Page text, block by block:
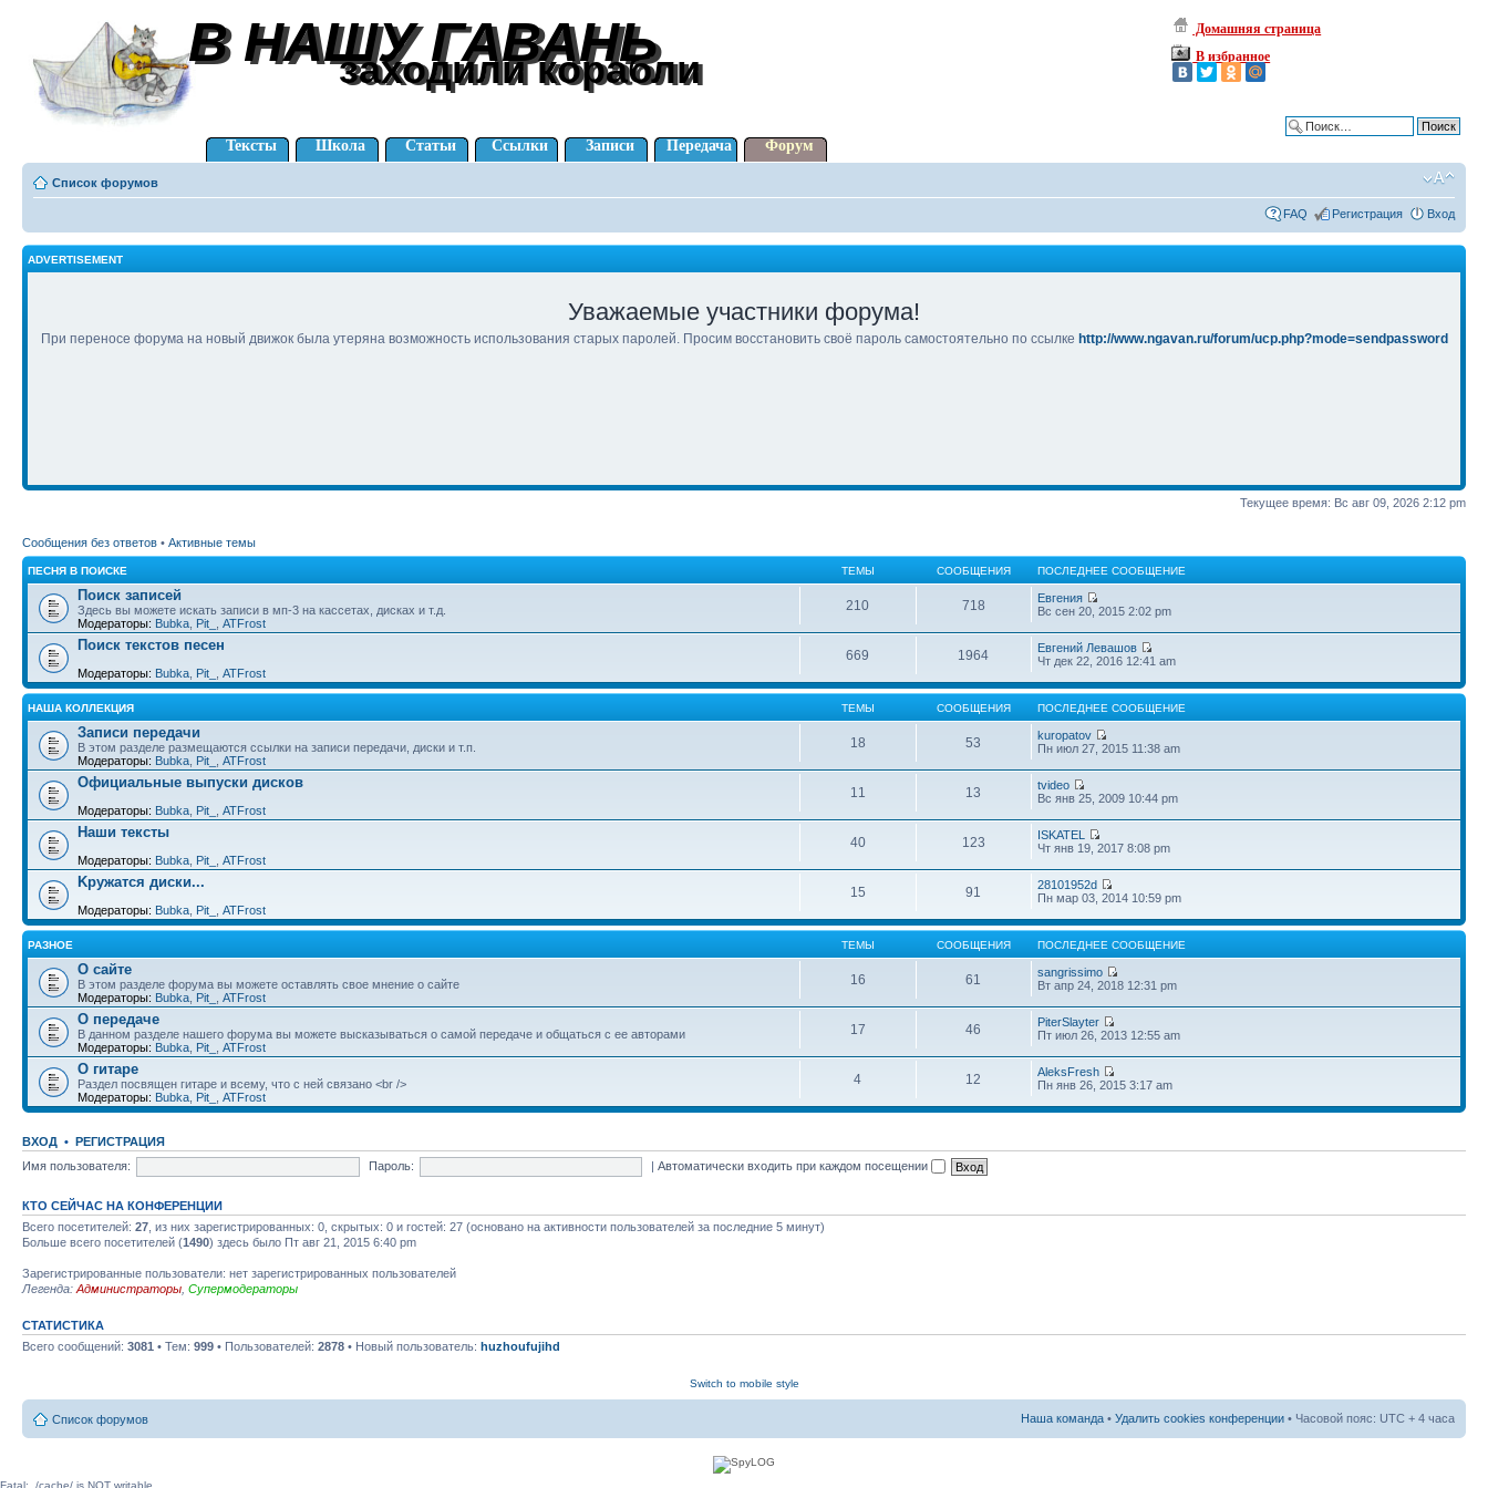
В НАШУ ГАВАНЬ
В НАШУ ГАВАНЬ
заходили корабли
заходили корабли
Домашняя страница
В избранное
Тексты Школа Статьи Ссылки Записи Передача Форум
Список форумов
FAQ Регистрация Вход
ADVERTISEMENT
Уважаемые участники форума!
При переносе форума на новый движок была утеряна возможность использования старых паролей. Просим восстановить своё пароль самостоятельно по ссылке http://www.ngavan.ru/forum/ucp.php?mode=sendpassword
Текущее время: Вс авг 09, 2026 2:12 pm
Сообщения без ответов • Активные темы
ПЕСНЯ В ПОИСКЕ ТЕМЫ СООБЩЕНИЯ ПОСЛЕДНЕЕ СООБЩЕНИЕ
Поиск записей
Здесь вы можете искать записи в мп-3 на кассетах, дисках и т.д.
Модераторы: Bubka Pit_ ATFrost
210 718
Евгения
Вс сен 20, 2015 2:02 pm
Поиск текстов песен
Модераторы: Bubka Pit_ ATFrost
669 1964
Евгений Левашов
Чт дек 22, 2016 12:41 am
НАША КОЛЛЕКЦИЯ ТЕМЫ СООБЩЕНИЯ ПОСЛЕДНЕЕ СООБЩЕНИЕ
Записи передачи
В этом разделе размещаются ссылки на записи передачи, диски и т.п.
Модераторы: Bubka Pit_ ATFrost
18 53
kuropatov
Пн июл 27, 2015 11:38 am
Официальные выпуски дисков
Модераторы: Bubka Pit_ ATFrost
11 13
tvideo
Вс янв 25, 2009 10:44 pm
Наши тексты
Модераторы: Bubka Pit_ ATFrost
40 123
ISKATEL
Чт янв 19, 2017 8:08 pm
Kружатся диски...
Модераторы: Bubka Pit_ ATFrost
15 91
28101952d
Пн мар 03, 2014 10:59 pm
РАЗНОЕ ТЕМЫ СООБЩЕНИЯ ПОСЛЕДНЕЕ СООБЩЕНИЕ
О сайте
В этом разделе форума вы можете оставлять свое мнение о сайте
Модераторы: Bubka Pit_ ATFrost
16 61
sangrissimo
Вт апр 24, 2018 12:31 pm
О передаче
В данном разделе нашего форума вы можете высказываться о самой передаче и общаться с ее авторами
Модераторы: Bubka Pit_ ATFrost
17 46
PiterSlayter
Пт июл 26, 2013 12:55 am
О гитаре
Раздел посвящен гитаре и всему, что с ней связано <br />
Модераторы: Bubka Pit_ ATFrost
4 12
AleksFresh
Пн янв 26, 2015 3:17 am
ВХОД • РЕГИСТРАЦИЯ
Имя пользователя:
Пароль: |Автоматически входить при каждом посещении
КТО СЕЙЧАС НА КОНФЕРЕНЦИИ
Всего посетителей: 27 , из них зарегистрированных: 0, скрытых: 0 и гостей: 27 (основано на активности пользователей за последние 5 минут)
Больше всего посетителей (1490) здесь было Пт авг 21, 2015 6:40 pm
Зарегистрированные пользователи: нет зарегистрированных пользователей
Легенда: Администраторы Супермодераторы
СТАТИСТИКА
Всего сообщений: 3081 • Тем: 999 • Пользователей: 2878 • Новый пользователь: huzhoufujihd
Switch to mobile style
Список форумов Наша команда • Удалить cookies конференции • Часовой пояс: UTC + 4 часа
Fatal: ./cache/ is NOT writable.